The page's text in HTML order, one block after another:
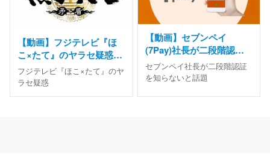
【動画】フジテレビ『ほ
こ×たて』のヤラセ疑惑。
猿の首に糸を巻き付けて
虐待か？
フジテレビ『ほこ×たて』のヤ
ラセ疑惑
【動画】セブンペイ
(7Pay)社長が二段階認証
を知らないと話題【二段
階うんぬん】
セブンペイ社長が二段階認証
を知らないと話題